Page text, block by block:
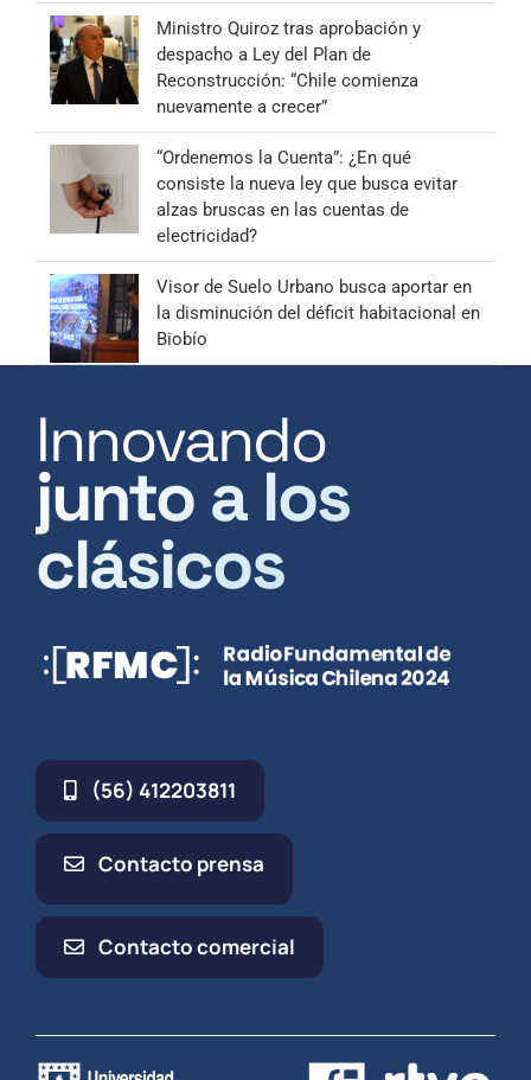
Ministro Quiroz tras aprobación y
despacho a Ley del Plan de
Reconstrucción: “Chile comienza
nuevamente a crecer”
“Ordenemos la Cuenta”: ¿En qué
consiste la nueva ley que busca evitar
alzas bruscas en las cuentas de
electricidad?
Visor de Suelo Urbano busca aportar en
la disminución del déficit habitacional en
Biobío
Innovando
junto a los
clásicos
(56) 412203811
Contacto prensa
Contacto comercial